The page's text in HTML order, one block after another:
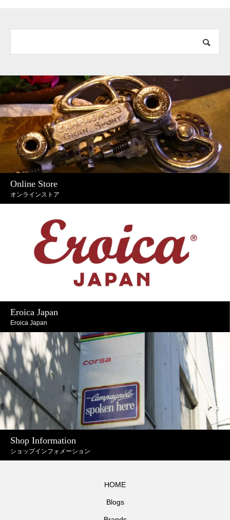
Online Store
オンラインストア
Eroica Japan
Eroica Japan
Shop Information
ショップインフォメーション
HOME
Blogs